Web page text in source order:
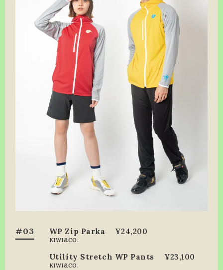
#03 WP Zip Parka ¥24,200
KIWI&CO.
Utility Stretch WP Pants ¥23,100
KIWI&CO.